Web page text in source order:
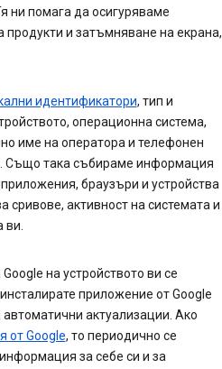
ни помага да осигуряваме
продукти и затъмняване на екрана,
идентификатори, тип и
операционна система,
име на оператора и телефонен
Също така събираме информация
браузъри и устройства
сривове, активност на системата и
ви.
на устройството ви се
приложение от Google
актуализации. Ако
от Google, то периодично се
за себе си и за